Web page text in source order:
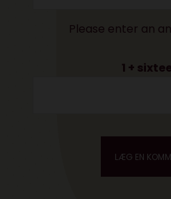
Please enter an
1 +